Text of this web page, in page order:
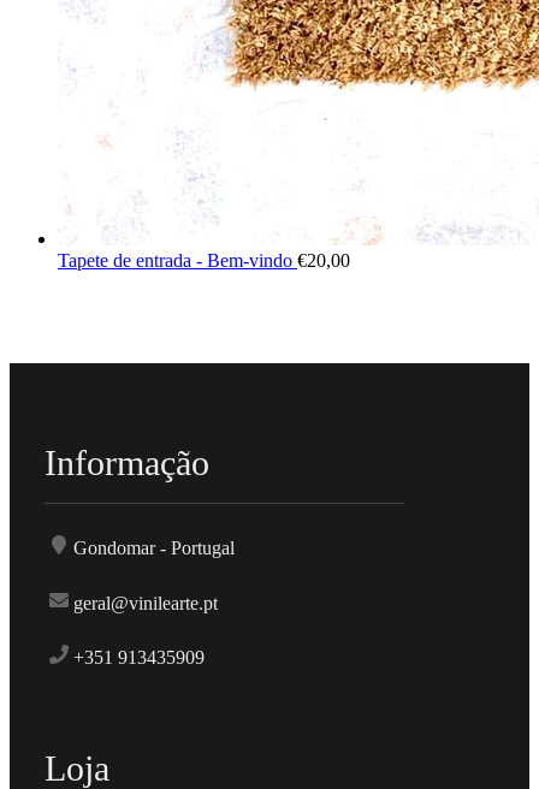
Tapete de entrada - Bem-vindo €20,00
Informação
Gondomar - Portugal
geral@vinilearte.pt
+351 913435909
Loja